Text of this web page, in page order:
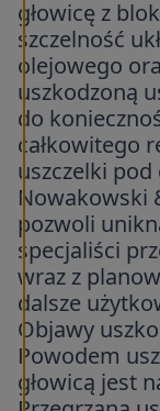
głowicę z
szczelność
olejowego
uszkodzoną
do
całkowitego
uszczelki pod
Nowakowski
pozwoli
specjaliści
wraz z
dalsze
Objawy
Powodem
głowicą jest